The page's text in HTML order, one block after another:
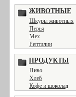
ЖИВОТНЫЕ
Шкуры животных
Перья
Мех
Рептилии
ПРОДУКТЫ
Пиво
Хлеб
Кофе и шоколад